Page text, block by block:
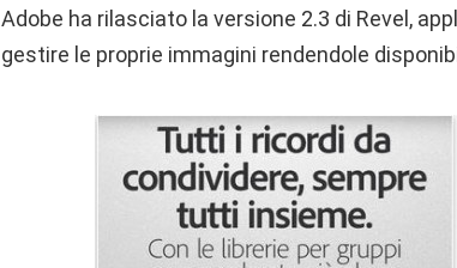
Adobe ha rilasciato la versione 2.3 di Revel,
gestire le proprie immagini rendendole